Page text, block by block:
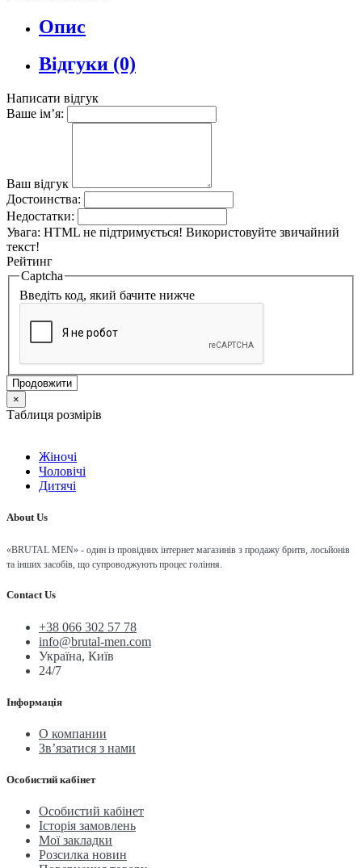
Опис
Відгуки (0)
Написати відгук
Ваше ім’я:
Ваш відгук
Достоинства:
Недостатки:
Увага: HTML не підтримується! Використовуйте звичайний
текст!
Рейтинг
Captcha
Введіть код, який бачите нижче
Продовжити
×
Таблиця розмірів
Жіночі
Чоловічі
Дитячі
About Us
«BRUTAL MEN» - один із провідних інтернет магазинів з продажу бритв, лосьйонів
та інших засобів, що супроводжують процес гоління.
Contact Us
+38 066 302 57 78
info@brutal-men.com
Україна, Київ
24/7
Інформація
О компании
Зв’язатися з нами
Особистий кабінет
Особистий кабінет
Історія замовлень
Мої закладки
Розсилка новин